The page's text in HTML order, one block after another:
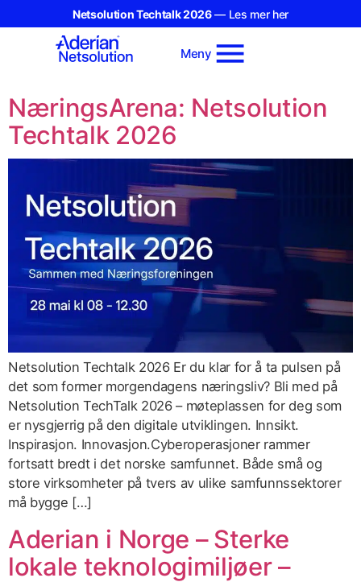
Netsolution Techtalk 2026— Les mer her
Meny
NæringsArena: Netsolution
Techtalk 2026
Netsolution Techtalk 2026 Er du klar for å ta pulsen på
det som former morgendagens næringsliv? Bli med på
Netsolution TechTalk 2026 – møteplassen for deg som
er nysgjerrig på den digitale utviklingen. Innsikt.
Inspirasjon. Innovasjon.Cyberoperasjoner rammer
fortsatt bredt i det norske samfunnet. Både små og
store virksomheter på tvers av ulike samfunnssektorer
må bygge […]
Aderian i Norge – Sterke
lokale teknologimiljøer –